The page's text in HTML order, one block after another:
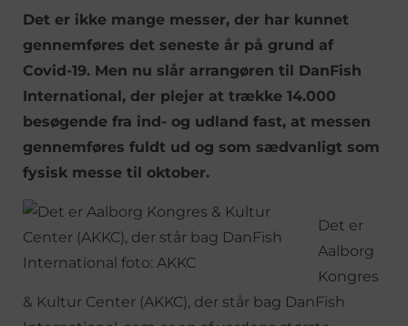
Det er ikke mange messer, der har kunnet
gennemføres det seneste år på grund af
Covid-19. Men nu slår arrangøren til DanFish
International, der plejer at trække 14.000
besøgende fra ind- og udland fast, at messen
gennemføres fuldt ud og som sædvanligt som
fysisk messe til oktober.
Det er
Aalborg
Kongres
& Kultur Center (AKKC), der står bag DanFish